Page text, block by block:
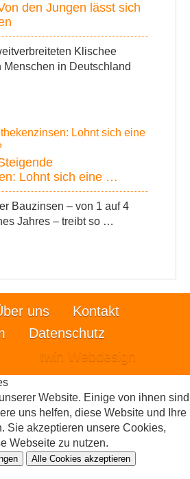
den Jungen lässt sich
Klischee
in Deutschland
Lohnt sich eine …
Bauzinsen – von 1 auf 4
Jahres – treibt so …
uns
Kontakt
Datenschutz
twin Webdesign
Website. Einige von ihnen sind
uns helfen, diese Website und Ihre
Sie akzeptieren unsere Cookies,
Webseite zu nutzen.
Alle Cookies akzeptieren